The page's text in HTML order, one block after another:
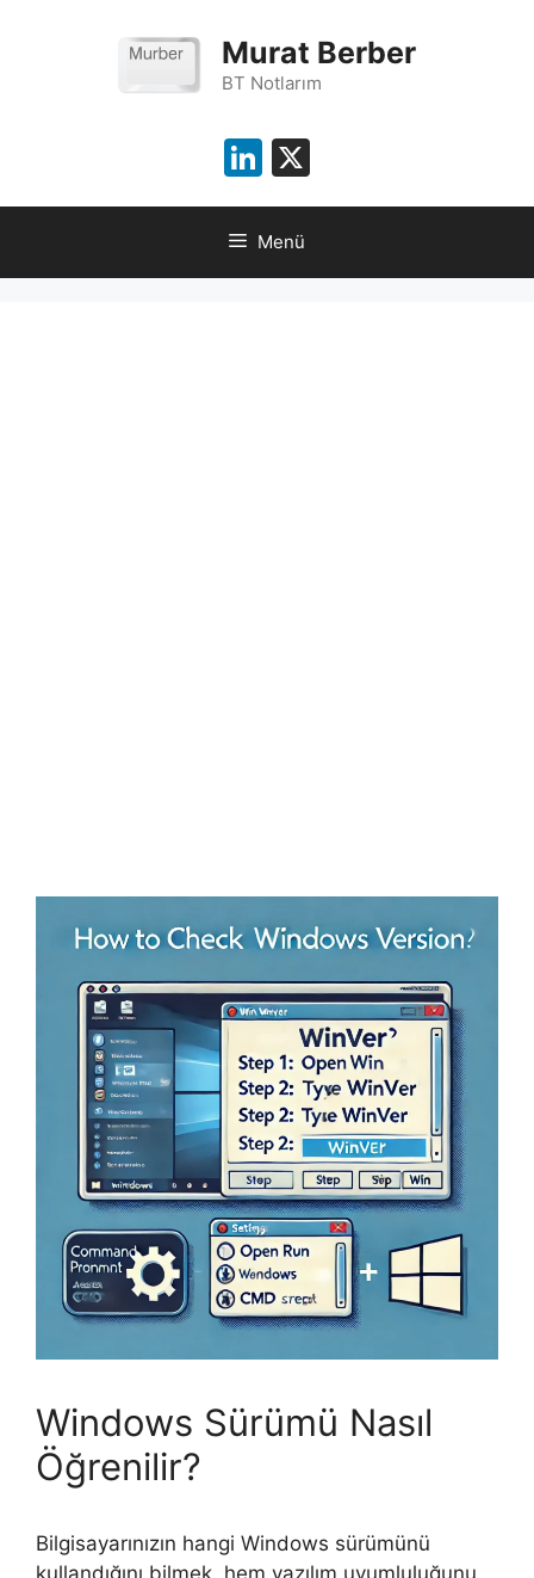
Murat Berber
BT Notlarım
LinkedIn
Menü
Windows Sürümü Nasıl
Öğrenilir?
Bilgisayarınızın hangi Windows sürümünü
kullandığını bilmek, hem yazılım uyumluluğunu